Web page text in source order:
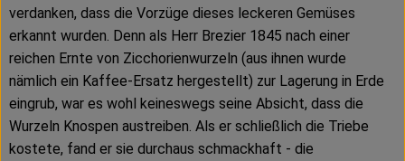
verdanken, dass die Vorzüge dieses leckeren Gemüses
erkannt wurden. Denn als Herr Brezier 1845 nach einer
reichen Ernte von Zicchorienwurzeln (aus ihnen wurde
nämlich ein Kaffee-Ersatz hergestellt) zur Lagerung in Erde
eingrub, war es wohl keineswegs seine Absicht, dass die
Wurzeln Knospen austreiben. Als er schließlich die Triebe
kostete, fand er sie durchaus schmackhaft - die